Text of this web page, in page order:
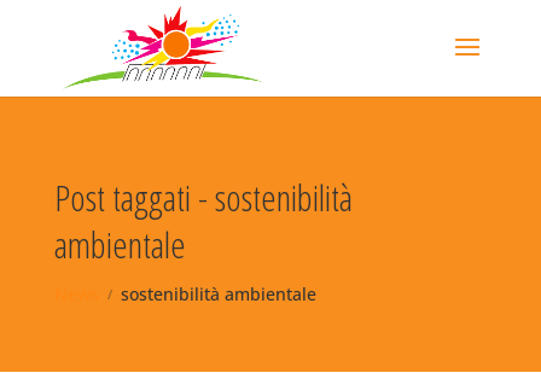
Post taggati - sostenibilità
ambientale
sostenibilità ambientale